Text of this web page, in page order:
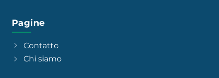
Pagine
Contatto
Chi siamo